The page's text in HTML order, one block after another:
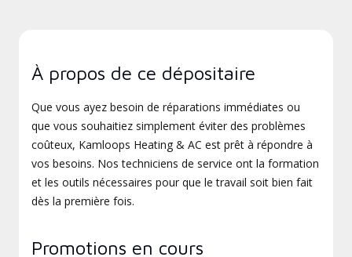
À propos de ce dépositaire
Que vous ayez besoin de réparations immédiates ou
que vous souhaitiez simplement éviter des problèmes
coûteux, Kamloops Heating & AC est prêt à répondre à
vos besoins. Nos techniciens de service ont la formation
et les outils nécessaires pour que le travail soit bien fait
dès la première fois.
Promotions en cours